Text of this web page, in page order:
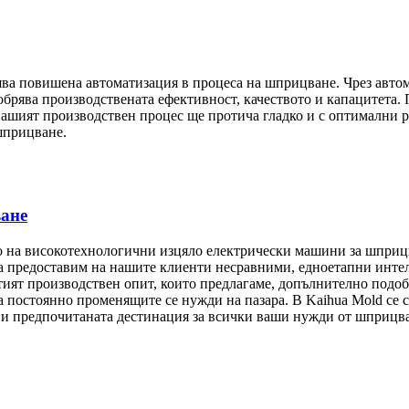
повишена автоматизация в процеса на шприцване. Чрез
производствената ефективност, качеството и
производствен процес ще протича гладко и с оптимални
високотехнологични изцяло електрически машини за
на нашите клиенти несравними, едноетапни
производствен опит, които предлагаме, допълнително
променящите се нужди на пазара. В Kaihua Mold се
предпочитаната дестинация за всички ваши нужди от